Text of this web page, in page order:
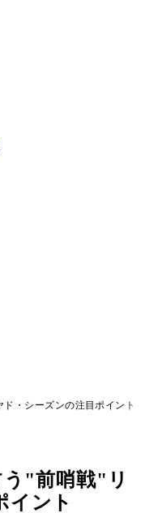
・シーズンの注目ポイント
う"前哨戦"リ
イント